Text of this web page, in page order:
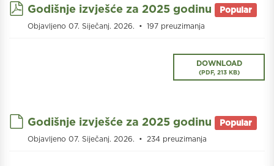
pdf
Godišnje izvješće za 2025 godinu Popular
Objavljeno 07. Siječanj. 2026. 197 preuzimanja
DOWNLOAD
(PDF, 213 KB)
default
Godišnje izvješće za 2025 godinu Popular
Objavljeno 07. Siječanj. 2026. 234 preuzimanja